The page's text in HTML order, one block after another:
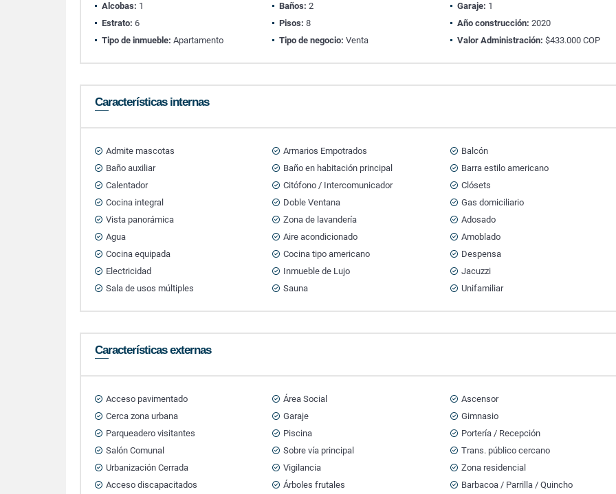
Alcobas: 1 Baños: 2 Garaje: 1
Estrato: 6 Pisos: 8 Año construcción: 2020
Tipo de inmueble: Apartamento Tipo de negocio: Venta Valor Administración: $433.000 COP
Características internas
Admite mascotas Armarios Empotrados
Balcón
Baño auxiliar
Baño en habitación principal
Barra estilo americano
Calentador
Citófono / Intercomunicador
Clósets
Cocina integral
Doble Ventana
Gas domiciliario
Vista panorámica
Zona de lavandería
Adosado
Agua
Aire acondicionado
Amoblado
Cocina equipada
Cocina tipo americano
Despensa
Electricidad
Inmueble de Lujo
Jacuzzi
Sala de usos múltiples
Sauna Unifamiliar
Características externas
Acceso pavimentado Área Social
Ascensor
Cerca zona urbana
Garaje
Gimnasio
Parqueadero visitantes
Piscina
Portería / Recepción
Salón Comunal
Sobre vía principal
Trans. público cercano
Urbanización Cerrada
Vigilancia
Zona residencial
Acceso discapacitados
Árboles frutales
Barbacoa / Parrilla / Quincho